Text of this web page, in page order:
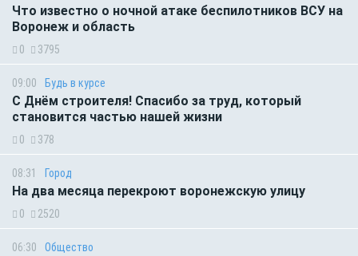
Что известно о ночной атаке беспилотников ВСУ на
Воронеж и область
0 3795
09:00 Будь в курсе
С Днём строителя! Спасибо за труд, который
становится частью нашей жизни
0 378
08:31 Город
На два месяца перекроют воронежскую улицу
0 2520
06:30 Общество